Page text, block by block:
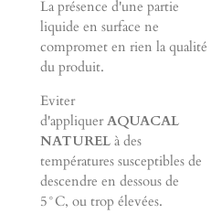
La présence d'une partie
liquide en surface ne
compromet en rien la qualité
du produit.
Eviter
d'appliquer AQUACAL
NATUREL à des
températures susceptibles de
descendre en dessous de
5°C, ou trop élevées.